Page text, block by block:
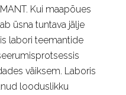
Kui maapõues
üsna tuntava jälje
labori teemantide
väiksem. Laboris
looduslikku